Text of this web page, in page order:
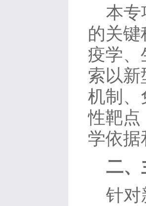
本专
的关
疫学、
索以新
机制、
性靶点
学依据
二、
针对